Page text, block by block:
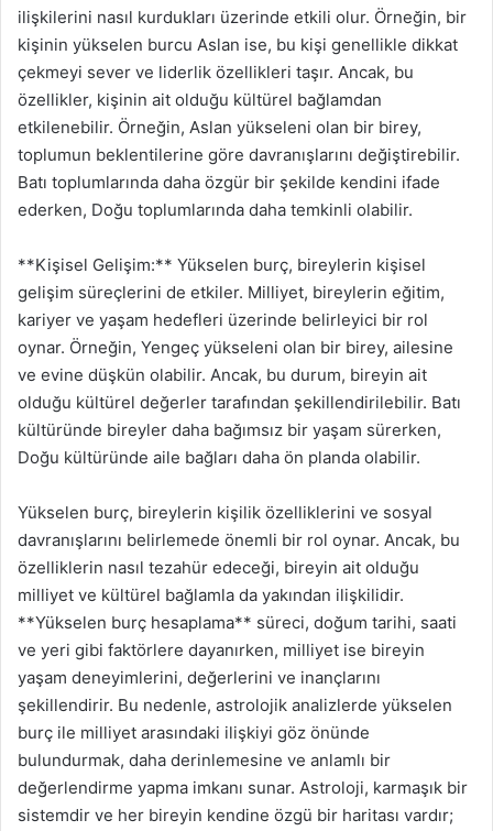
ilişkilerini nasıl kurdukları üzerinde etkili olur. Örneğin, bir
kişinin yükselen burcu Aslan ise, bu kişi genellikle dikkat
çekmeyi sever ve liderlik özellikleri taşır. Ancak, bu
özellikler, kişinin ait olduğu kültürel bağlamdan
etkilenebilir. Örneğin, Aslan yükseleni olan bir birey,
toplumun beklentilerine göre davranışlarını değiştirebilir.
Batı toplumlarında daha özgür bir şekilde kendini ifade
ederken, Doğu toplumlarında daha temkinli olabilir.
**Kişisel Gelişim:** Yükselen burç, bireylerin kişisel
gelişim süreçlerini de etkiler. Milliyet, bireylerin eğitim,
kariyer ve yaşam hedefleri üzerinde belirleyici bir rol
oynar. Örneğin, Yengeç yükseleni olan bir birey, ailesine
ve evine düşkün olabilir. Ancak, bu durum, bireyin ait
olduğu kültürel değerler tarafından şekillendirilebilir. Batı
kültüründe bireyler daha bağımsız bir yaşam sürerken,
Doğu kültüründe aile bağları daha ön planda olabilir.
Yükselen burç, bireylerin kişilik özelliklerini ve sosyal
davranışlarını belirlemede önemli bir rol oynar. Ancak, bu
özelliklerin nasıl tezahür edeceği, bireyin ait olduğu
milliyet ve kültürel bağlamla da yakından ilişkilidir.
**Yükselen burç hesaplama** süreci, doğum tarihi, saati
ve yeri gibi faktörlere dayanırken, milliyet ise bireyin
yaşam deneyimlerini, değerlerini ve inançlarını
şekillendirir. Bu nedenle, astrolojik analizlerde yükselen
burç ile milliyet arasındaki ilişkiyi göz önünde
bulundurmak, daha derinlemesine ve anlamlı bir
değerlendirme yapma imkanı sunar. Astroloji, karmaşık bir
sistemdir ve her bireyin kendine özgü bir haritası vardır;